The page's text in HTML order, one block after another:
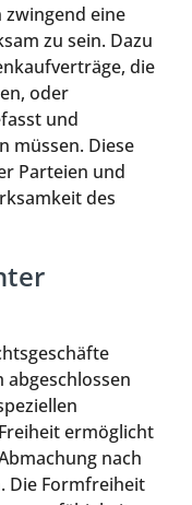
eine
zu sein. Dazu
die
oder
und
müssen. Diese
Parteien und
des
ermöglicht
nach
Die Formfreiheit